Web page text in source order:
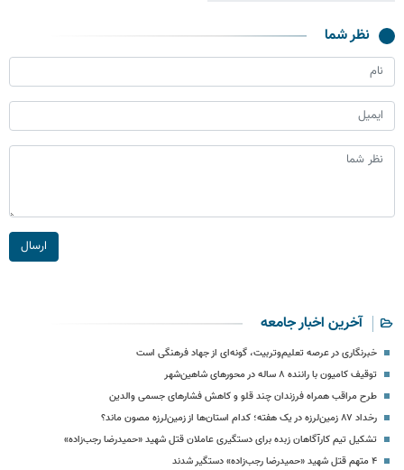
نظر شما
ارسال
آخرین اخبار جامعه
خبرنگاری در عرصه تعلیم‌وتربیت، گونه‌ای از جهاد فرهنگی است
توقیف کامیون با راننده ۸ ساله در محورهای شاهین‌شهر
طرح مراقب همراه فرزندان چند قلو و کاهش فشارهای جسمی والدین
رخداد ۸۷ زمین‌لرزه در یک هفته؛ کدام استان‌ها از زمین‌لرزه مصون ماند؟
تشکیل تیم کارآگاهان زبده برای دستگیری عاملان قتل شهید «حمیدرضا رجب‌زاده»
۴ متهم قتل شهید «حمیدرضا رجب‌زاده» دستگیر شدند